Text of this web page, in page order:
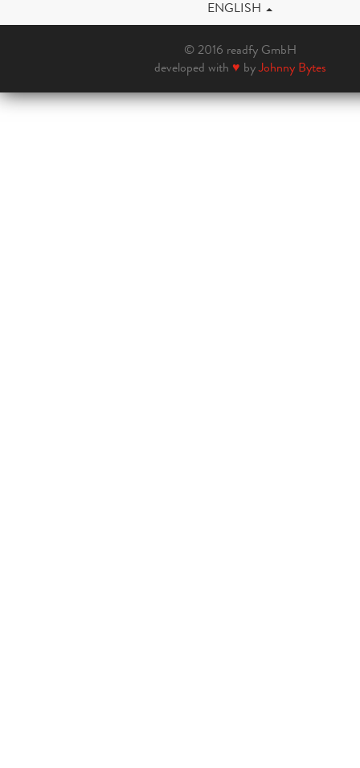
ENGLISH
© 2016 readfy GmbH
developed with ♥ byJohnny Bytes